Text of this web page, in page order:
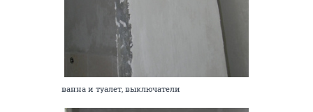
ванна и туалет, выключатели